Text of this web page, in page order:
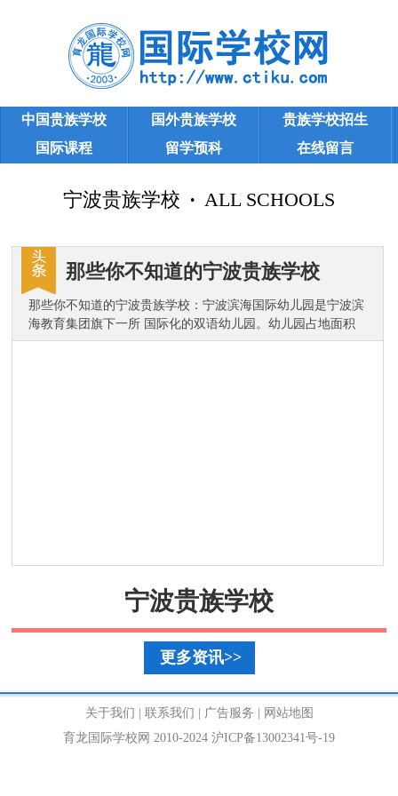
宁波贵族学校
中国贵族学校 国外贵族学校
贵族学校招生
国际课程
留学预科 在线留言
宁波贵族学校 · ALL SCHOOLS
那些你不知道的宁波贵族学校
那些你不知道的宁波贵族学校：宁波滨海国际幼儿园是宁波滨
海教育集团旗下一所 国际化的双语幼儿园。幼儿园占地面积
9990平米，建筑面积 4800平米。滨海除了幼儿园，还有国际
宁波贵族学校
更多资讯>>
关于我们 联系我们 广告服务
网站地图
育龙国际学校网 2010-2024 沪ICP备13002341号-19